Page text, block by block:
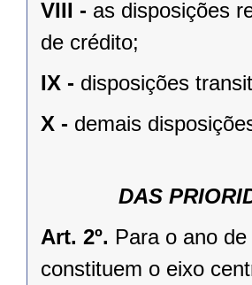
VIII - as disposições
de crédito;
IX - disposições
X - demais
DAS
Art. 2º. Para o ano
constituem o eixo